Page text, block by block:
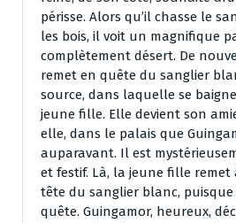
périsse. Alors qu’il chasse le
les bois, il voit un magnifique
complètement désert. De
remet en quête du sanglier
source, dans laquelle se
jeune fille. Elle devient son
elle, dans le palais que
auparavant. Il est
et festif. Là, la jeune fille remet
tête du sanglier blanc, puisque
quête. Guingamor, heureux,